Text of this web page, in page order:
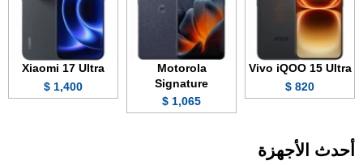
Vivo iQOO 15 Ultra
820 $
Motorola
Signature
1,065 $
Xiaomi 17 Ultra
1,400 $
أحدث الأجهزة